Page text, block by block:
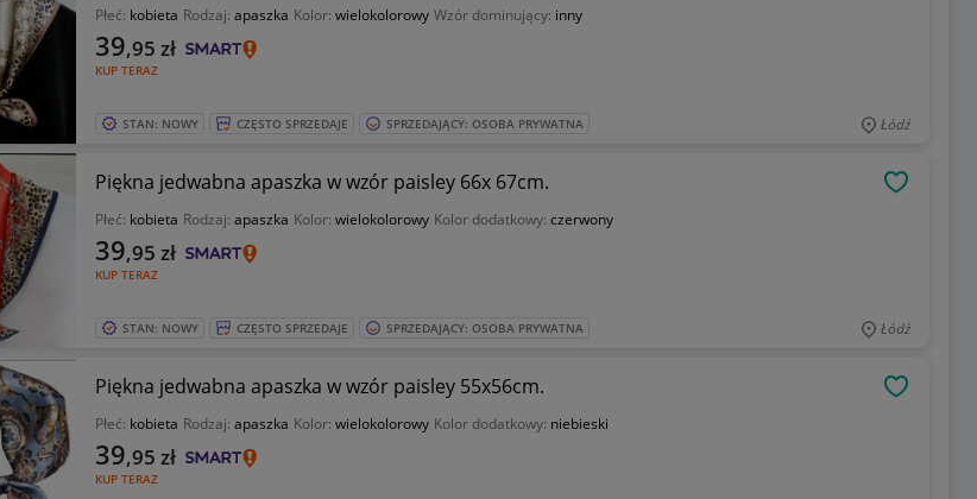
Płeć: kobieta Rodzaj: apaszka Kolor: wielokolorowy Wzór dominujący: inny
KUP TERAZ
39,95 zł
STAN: NOWY CZĘSTO SPRZEDAJE SPRZEDAJĄCY: OSOBA PRYWATNA Łódź
Piękna jedwabna apaszka w wzór paisley 66x 67cm.
Płeć: kobieta Rodzaj: apaszka Kolor: wielokolorowy Kolor dodatkowy: czerwony
KUP TERAZ
39,95 zł
STAN: NOWY CZĘSTO SPRZEDAJE SPRZEDAJĄCY: OSOBA PRYWATNA Łódź
Piękna jedwabna apaszka w wzór paisley 55x56cm.
Płeć: kobieta Rodzaj: apaszka Kolor: wielokolorowy Kolor dodatkowy: niebieski
KUP TERAZ
39,95 zł